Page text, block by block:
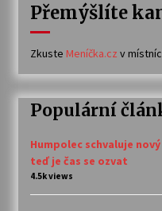
Přemýšlíte
Zkuste Meníčka.cz v
Populární
Humpolec schvaluje
teď je čas se ozvat
4.5k views